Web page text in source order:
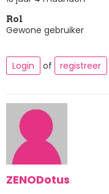
Rol
Gewone gebruiker
Login of registreer
ZENODotus